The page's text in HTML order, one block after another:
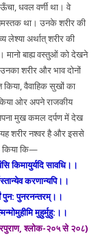
धवल वर्णी था। वे
था। उनके शरीर की
लेश्या अर्थात् शरीर की
मानो बाह्य वस्तुओं को देखने
शरीर और भाव दोनों
किया, वैवाहिक सुखों का
ओर अपने राजकीय
मुख कमल दर्पण में देख
शरीर नश्वर है और इससे
किया कि—
किमायुर्यदि सावधि।।
करणान्यपि।।
पुन: पुनरनन्तरम्।।
मुहुर्मुहु:।।
श्लोक-२०५ से २०८)